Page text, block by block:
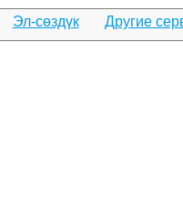
Эл-сөздүк Другие